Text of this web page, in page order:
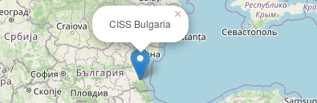
×
CISS Bulgaria